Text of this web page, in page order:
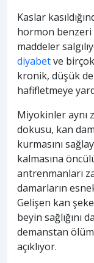
Kaslar
hormon
maddeler
diyabetve
kronik, düşük
hafifletmeye
Miyokinler aynı
dokusu, kan
kurmasını
kalmasına
antrenmanları
damarların
Gelişen kan
beyin sağlığını
demanstan
açıklıyor.